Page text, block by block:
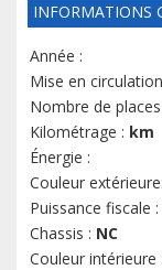
INFORMATIONS
Année :
Mise en
Nombre de
Kilométrage : km
Énergie :
Couleur extérieure:
Puissance fiscale :
Chassis : NC
Couleur intérieure :